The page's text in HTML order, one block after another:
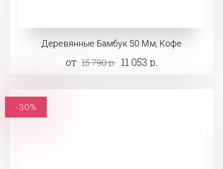
Деревянные Бамбук 50 Мм, Кофе
от 15 790 р. 11 053 р.
-30%